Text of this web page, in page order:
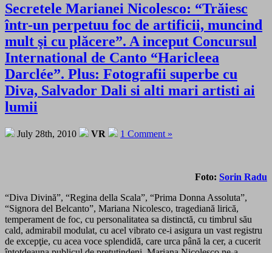
Secretele Marianei Nicolesco: “Trăiesc
într-un perpetuu foc de artificii, muncind
mult şi cu plăcere”. A inceput Concursul
International de Canto “Haricleea
Darclée”. Plus: Fotografii superbe cu
Diva, Salvador Dali si alti mari artisti ai
lumii
July 28th, 2010 VR 1 Comment »
Foto: Sorin Radu
“Diva Divină”, “Regina della Scala”, “Prima Donna Assoluta”,
“Signora del Belcanto”, Mariana Nicolesco, tragediană lirică,
temperament de foc, cu personalitatea sa distinctă, cu timbrul său
cald, admirabil modulat, cu acel vibrato ce-i asigura un vast registru
de excepţie, cu acea voce splendidă, care urca până la cer, a cucerit